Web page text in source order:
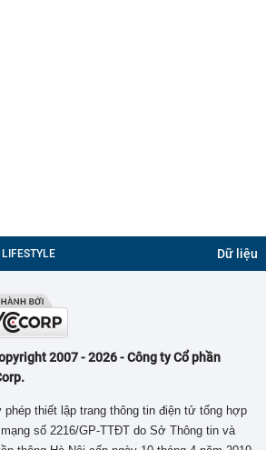
LIFESTYLE Dữ liệu
2007 - 2026 - Công ty Cổ phần
phép thiết lập trang thông tin điện tử tổng hợp
số 2216/GP-TTĐT do Sở Thông tin và